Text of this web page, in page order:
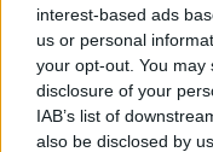
interest-based ads
us or personal
your opt-out. You
disclosure of your
IAB’s list of
also be disclosed by
Text
Anders
Fotograf
Anders Helgesson